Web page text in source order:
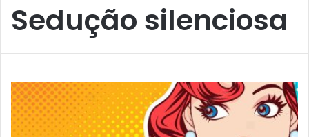
Sedução silenciosa